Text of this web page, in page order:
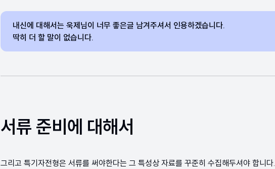
내신에 대해서는 욱제님이 너무 좋은글 남겨주셔서 인용하겠습니다.
딱히 더 할 말이 없습니다.
서류 준비에 대해서
그리고 특기자전형은 서류를 써야한다는 그 특성상 자료를 꾸준히 수집해두셔야 합니다.